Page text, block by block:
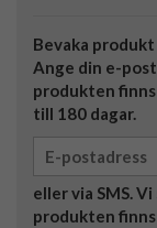
Bevaka produkt
Ange din e-
produkten
till 180 dagar.
eller via SMS.
produkten finns